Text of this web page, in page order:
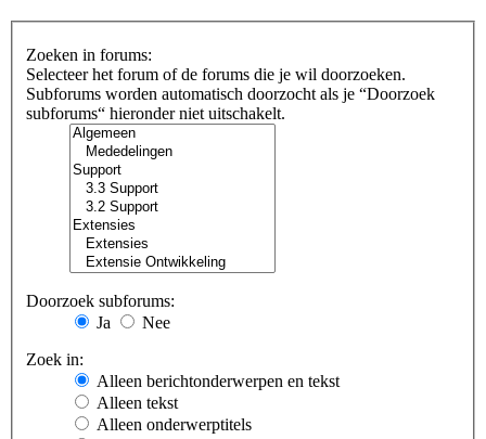
Zoeken in forums:
Selecteer het forum of de forums die je wil doorzoeken.
Subforums worden automatisch doorzocht als je “Doorzoek
subforums“ hieronder niet uitschakelt.
Doorzoek subforums:
Ja
Nee
Zoek in:
Alleen berichtonderwerpen en tekst
Alleen tekst
Alleen onderwerptitels